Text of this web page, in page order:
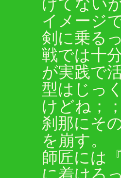
けてない
イメージ
剣に乗る
戦では十
が実践で
型はじっ
けどね；；
刹那にそ
を崩す。
師匠には